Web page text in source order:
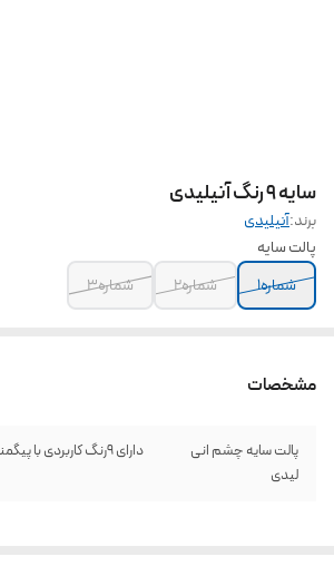
سایه ۹ رنگ آنیلیدی
برند:آنیلیدی
پالت سایه
شماره۱
شماره۲ شماره۳
مشخصات
پالت سایه چشم انی
لیدی
دارای ۹رنگ کاربردی با پیگمنت بالا